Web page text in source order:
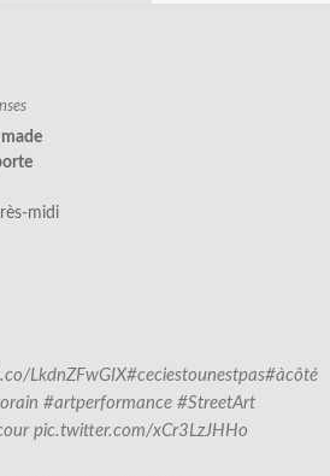
midi
LkdnZFwGIX#ceciestounestpas#àcôté
#artperformance #StreetArt
pic.twitter.com/xCr3LzJHHo